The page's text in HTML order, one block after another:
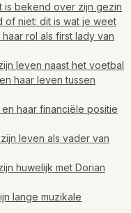
is bekend over zijn gezin
niet: dit is wat je weet
rol als first lady van
leven naast het voetbal
haar leven tussen
haar financiële positie
leven als vader van
huwelijk met Dorian
lange muzikale